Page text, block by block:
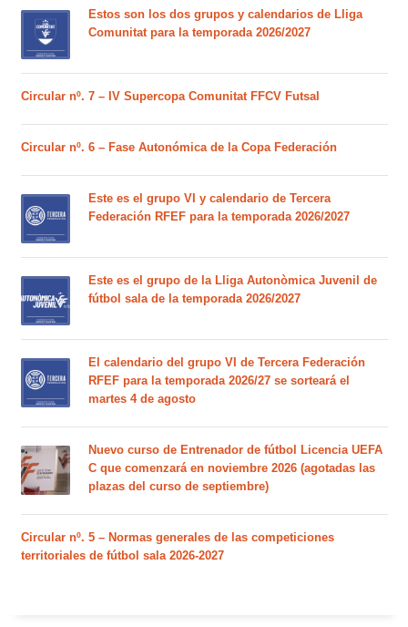
Estos son los dos grupos y calendarios de Lliga
Comunitat para la temporada 2026/2027
Circular nº. 7 – IV Supercopa Comunitat FFCV Futsal
Circular nº. 6 – Fase Autonómica de la Copa Federación
Este es el grupo VI y calendario de Tercera
Federación RFEF para la temporada 2026/2027
Este es el grupo de la Lliga Autonòmica Juvenil de
fútbol sala de la temporada 2026/2027
El calendario del grupo VI de Tercera Federación
RFEF para la temporada 2026/27 se sorteará el
martes 4 de agosto
Nuevo curso de Entrenador de fútbol Licencia UEFA
C que comenzará en noviembre 2026 (agotadas las
plazas del curso de septiembre)
Circular nº. 5 – Normas generales de las competiciones
territoriales de fútbol sala 2026-2027